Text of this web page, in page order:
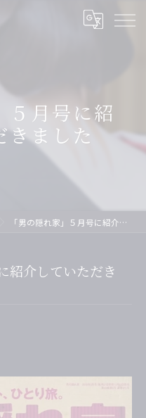
５月号に紹
きました
「男の隠れ家」５月号に紹介していただきました
紹介していただき